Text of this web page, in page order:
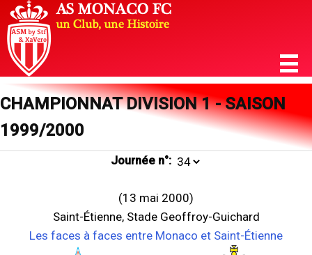
CHAMPIONNAT DIVISION 1 - SAISON
1999/2000
Journée n°:
(13 mai 2000)
Saint-Étienne, Stade Geoffroy-Guichard
Les faces à faces entre Monaco et Saint-Étienne